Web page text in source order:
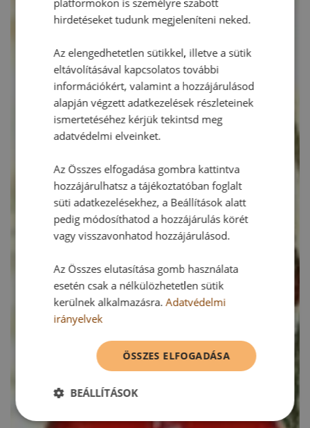
platformokon is személyre szabott
hirdetéseket tudunk megjeleníteni neked.
Az elengedhetetlen sütikkel, illetve a sütik
eltávolításával kapcsolatos további
információkért, valamint a hozzájárulásod
alapján végzett adatkezelések részleteinek
ismertetéséhez kérjük tekintsd meg
adatvédelmi elveinket.
Az Összes elfogadása gombra kattintva
hozzájárulhatsz a tájékoztatóban foglalt
süti adatkezelésekhez, a Beállítások alatt
pedig módosíthatod a hozzájárulás körét
vagy visszavonhatod hozzájárulásod.
Az Összes elutasítása gomb használata
esetén csak a nélkülözhetetlen sütik
kerülnek alkalmazásra.Adatvédelmi
irányelvek
ÖSSZES ELFOGADÁSA
BEÁLLÍTÁSOK